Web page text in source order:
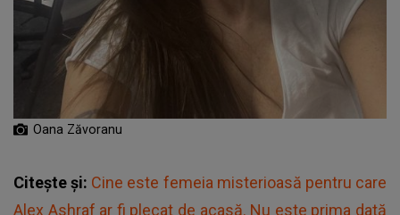
Oana Zăvoranu
Citește și: Cine este femeia misterioasă pentru care
Alex Ashraf ar fi plecat de acasă. Nu este prima dată